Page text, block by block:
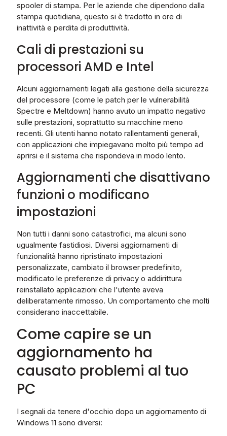
spooler di stampa. Per le aziende che dipendono dalla
stampa quotidiana, questo si è tradotto in ore di
inattività e perdita di produttività.
Cali di prestazioni su
processori AMD e Intel
Alcuni aggiornamenti legati alla gestione della sicurezza
del processore (come le patch per le vulnerabilità
Spectre e Meltdown) hanno avuto un impatto negativo
sulle prestazioni, soprattutto su macchine meno
recenti. Gli utenti hanno notato rallentamenti generali,
con applicazioni che impiegavano molto più tempo ad
aprirsi e il sistema che rispondeva in modo lento.
Aggiornamenti che disattivano
funzioni o modificano
impostazioni
Non tutti i danni sono catastrofici, ma alcuni sono
ugualmente fastidiosi. Diversi aggiornamenti di
funzionalità hanno ripristinato impostazioni
personalizzate, cambiato il browser predefinito,
modificato le preferenze di privacy o addirittura
reinstallato applicazioni che l'utente aveva
deliberatamente rimosso. Un comportamento che molti
considerano inaccettabile.
Come capire se un
aggiornamento ha
causato problemi al tuo
PC
I segnali da tenere d'occhio dopo un aggiornamento di
Windows 11 sono diversi: